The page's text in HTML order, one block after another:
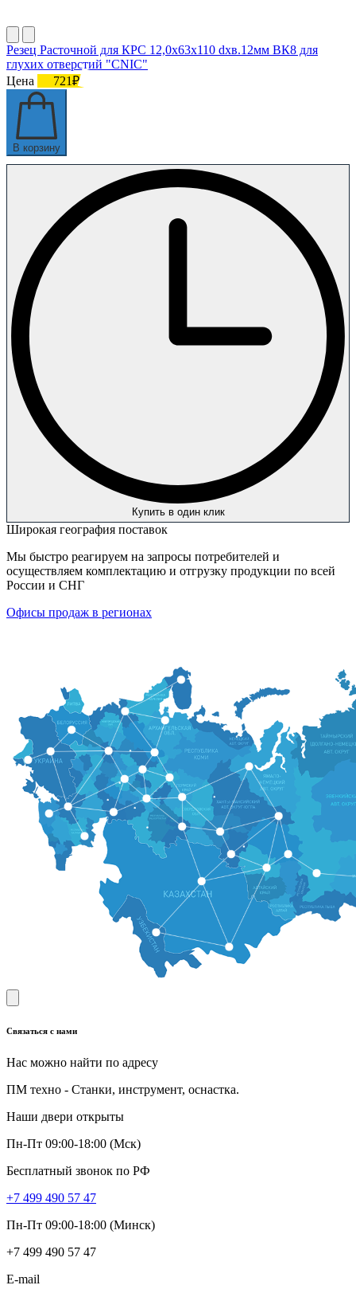
Резец Расточной для КРС 12,0х63х110 dхв.12мм ВК8 для
глухих отверстий "CNIC"
Цена
721₽
В корзину
Купить в один клик
Широкая география поставок
Мы быстро реагируем на запросы потребителей и
осуществляем комплектацию и отгрузку продукции по всей
России и СНГ
Офисы продаж в регионах
Связаться с нами
Нас можно найти по адресу
ПМ техно - Станки, инструмент, оснастка.
Наши двери открыты
Пн-Пт 09:00-18:00 (Мск)
Бесплатный звонок по РФ
+7 499 490 57 47
Пн-Пт 09:00-18:00 (Минск)
+7 499 490 57 47
E-mail